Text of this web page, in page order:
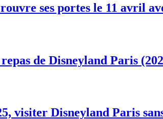
ses portes le 11 avril
de Disneyland Paris
visiter Disneyland Paris